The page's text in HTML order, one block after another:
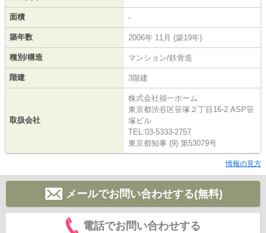
面積 -
築年数 2006年 11月 (築19年)
種別/構造 マンション/鉄骨造
階建 3階建
取扱会社
株式会社福一ホーム
東京都渋谷区笹塚２丁目16-2 ASP笹
塚ビル
TEL:03-5333-2757
東京都知事 (9) 第53079号
情報の見方
メールでお問い合わせする(無料)
電話でお問い合わせする